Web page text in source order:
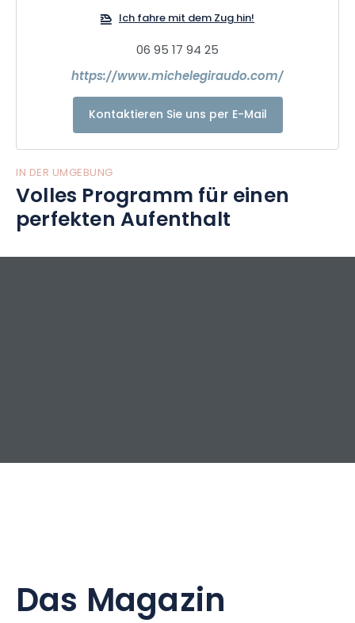
Ich fahre mit dem Zug hin!
06 95 17 94 25
https://www.michelegiraudo.com/
Kontaktieren Sie uns per E-Mail
IN DER UMGEBUNG
Volles Programm für einen
perfekten Aufenthalt
Das Magazin